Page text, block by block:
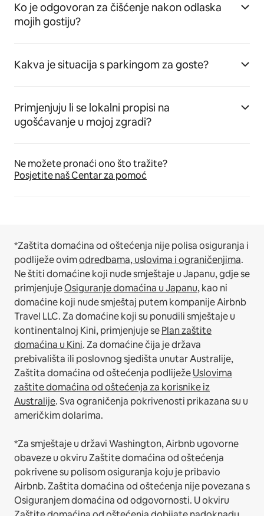
Ko je odgovoran za čišćenje nakon odlaska
mojih gostiju?
Kakva je situacija s parkingom za goste?
Primjenjuju li se lokalni propisi na
ugošćavanje u mojoj zgradi?
Ne možete pronaći ono što tražite?
Posjetite naš Centar za pomoć
*Zaštita domaćina od oštećenja nije polisa osiguranja i
podliježe ovimodredbama, uslovima i ograničenjima.
Ne štiti domaćine koji nude smještaje u Japanu, gdje se
primjenjujeOsiguranje domaćina u Japanu, kao ni
domaćine koji nude smještaj putem kompanije Airbnb
Travel LLC.Za domaćine koji su ponudili smještaje u
kontinentalnoj Kini, primjenjuje sePlan zaštite
domaćina u Kini.Za domaćine čija je država
prebivališta ili poslovnog sjedišta unutar Australije,
Zaštita domaćina od oštećenja podliježeUslovima
zaštite domaćina od oštećenja za korisnike iz
Australije. Sva ograničenja pokrivenosti prikazana su u
američkim dolarima.
*Za smještaje u državi Washington, Airbnb ugovorne
obaveze u okviru Zaštite domaćina od oštećenja
pokrivene su polisom osiguranja koju je pribavio
Airbnb. Zaštita domaćina od oštećenja nije povezana s
Osiguranjem domaćina od odgovornosti. U okviru